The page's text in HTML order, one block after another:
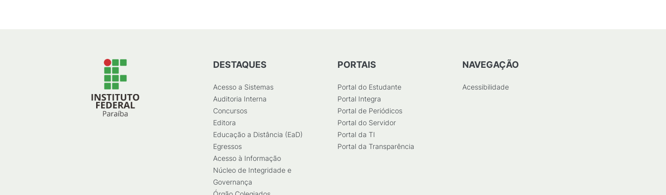
DESTAQUES
Acesso a Sistemas
Auditoria Interna
Concursos
Editora
Educação a Distância (EaD)
Egressos
Acesso à Informação
Núcleo de Integridade e
Governança
PORTAIS
Portal do Estudante
Portal Integra
Portal de Periódicos
Portal do Servidor
Portal da TI
Portal da Transparência
NAVEGAÇÃO
Acessibilidade